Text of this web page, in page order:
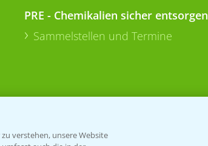
PRE - Chemikalien sicher entsorgen
Sammelstellen und Termine
verstehen, unsere Website